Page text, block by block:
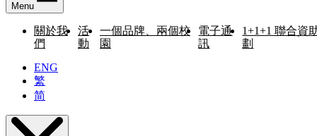
Menu
關於我
們
活
動
一個品牌、兩個校
園
電子通
訊
1+1+1 聯合資
劃
ENG
繁
简